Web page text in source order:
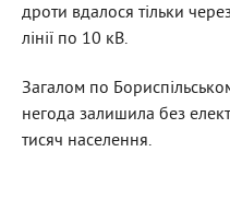
дроти вдалося тільки
лінії по 10 кВ.
Загалом по
негода залишила без
тисяч населення.